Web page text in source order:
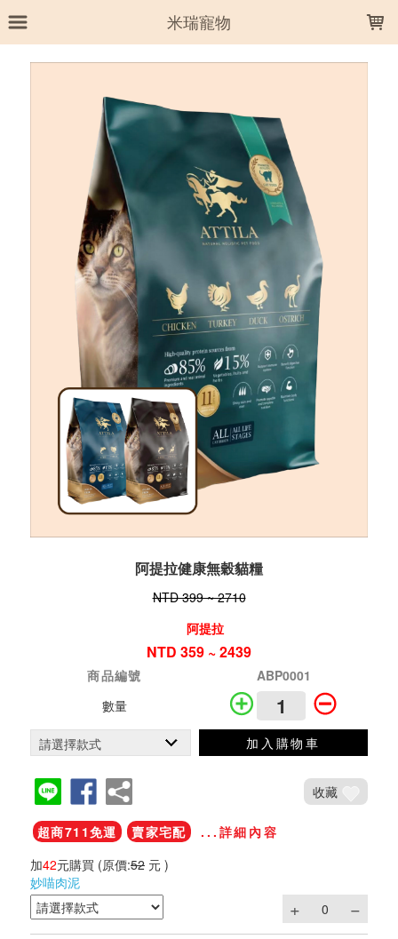
米瑞寵物
阿提拉健康無穀貓糧
NTD 399 ~ 2710
阿提拉
NTD 359 ~ 2439
商品編號
ABP0001
數量
加入購物車
收藏
超商711免運 賣家宅配
...詳細內容
加42元購買 (原價:52 元 )
妙喵肉泥